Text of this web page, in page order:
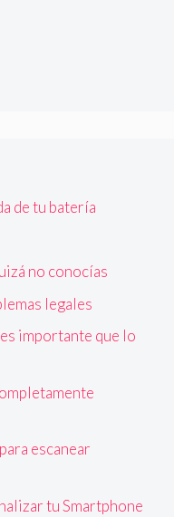
de tu batería
no conocías
legales
importante que lo
escanear
tu Smartphone